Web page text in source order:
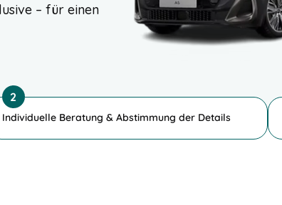
– für einen
2
Individuelle Beratung & Abstimmung der Details